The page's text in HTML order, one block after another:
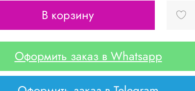
В корзину
Оформить заказ в Whatsapp